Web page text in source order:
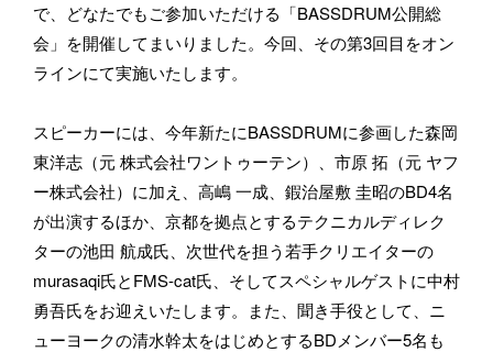
で、どなたでもご参加いただける「BASSDRUM公開総
会」を開催してまいりました。今回、その第3回目をオン
ラインにて実施いたします。
スピーカーには、今年新たにBASSDRUMに参画した森岡
東洋志（元 株式会社ワントゥーテン）、市原 拓（元 ヤフ
ー株式会社）に加え、高嶋 一成、鍜治屋敷 圭昭のBD4名
が出演するほか、京都を拠点とするテクニカルディレク
ターの池田 航成氏、次世代を担う若手クリエイターの
murasaqi氏とFMS-cat氏、そしてスペシャルゲストに中村
勇吾氏をお迎えいたします。また、聞き手役として、ニ
ューヨークの清水幹太をはじめとするBDメンバー5名も
お名前
メールアドレス
所属